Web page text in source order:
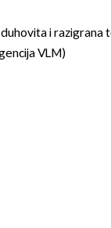
i razigrana
VLM)